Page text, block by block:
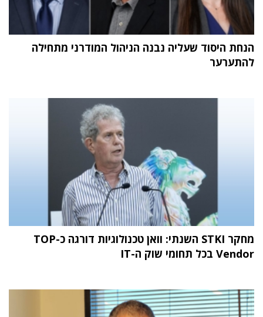
הנחת היסוד שעליה נבנה הניהול המודרני מתחילה
להתערער
מחקר STKI השנתי: וואן טכנולוגיות דורגה כ-TOP
Vendor בכל תחומי שוק ה-IT